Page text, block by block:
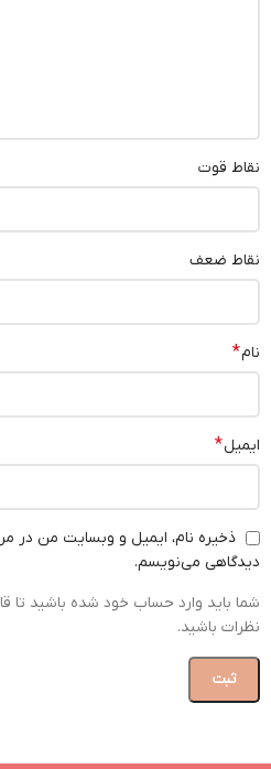
نقاط قوت
نقاط ضعف
نام*
ایمیل*
ذخیره نام، ایمیل و وبسایت من در
دیدگاهی می‌نویسم.
شما باید وارد حساب خود شده باشید تا
نظرات باشید.